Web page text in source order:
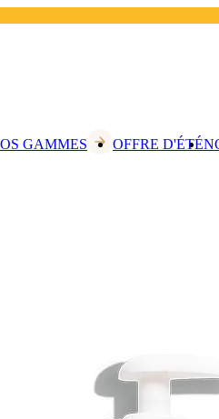
GAMMES OFFRE D'ÉTÉ